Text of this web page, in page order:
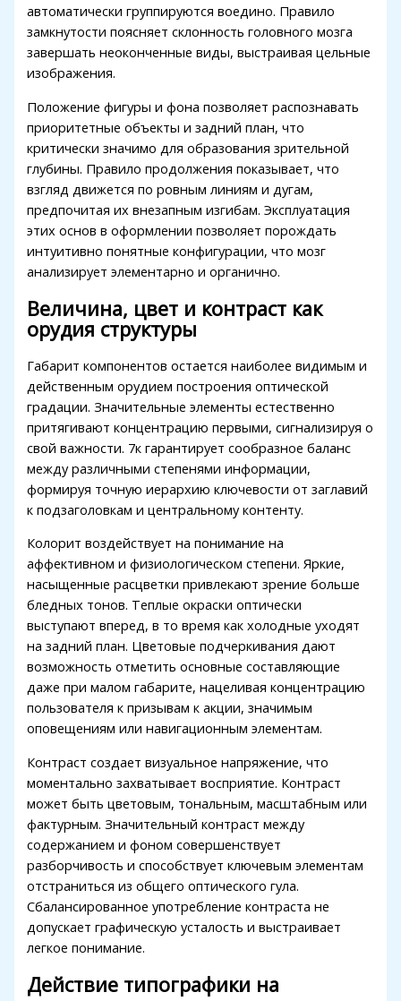
panel
panel
satın al
panel
panel
panel
panel
panel
panel
panel
panel
panel
panel
panel
panel
panel
panel
panel
panel
panel
автоматически группируются воедино. Правило
замкнутости поясняет склонность головного мозга
завершать неоконченные виды, выстраивая цельные
изображения.
Положение фигуры и фона позволяет распознавать
приоритетные объекты и задний план, что
критически значимо для образования зрительной
глубины. Правило продолжения показывает, что
взгляд движется по ровным линиям и дугам,
предпочитая их внезапным изгибам. Эксплуатация
этих основ в оформлении позволяет порождать
интуитивно понятные конфигурации, что мозг
анализирует элементарно и органично.
Величина, цвет и контраст как
орудия структуры
Габарит компонентов остается наиболее видимым и
действенным орудием построения оптической
градации. Значительные элементы естественно
притягивают концентрацию первыми, сигнализируя о
свой важности. 7к гарантирует сообразное баланс
между различными степенями информации,
формируя точную иерархию ключевости от заглавий
к подзаголовкам и центральному контенту.
Колорит воздействует на понимание на
аффективном и физиологическом степени. Яркие,
насыщенные расцветки привлекают зрение больше
бледных тонов. Теплые окраски оптически
выступают вперед, в то время как холодные уходят
на задний план. Цветовые подчеркивания дают
возможность отметить основные составляющие
даже при малом габарите, нацеливая концентрацию
пользователя к призывам к акции, значимым
оповещениям или навигационным элементам.
Контраст создает визуальное напряжение, что
моментально захватывает восприятие. Контраст
может быть цветовым, тональным, масштабным или
фактурным. Значительный контраст между
содержанием и фоном совершенствует
разборчивость и способствует ключевым элементам
отстраниться из общего оптического гула.
Сбалансированное употребление контраста не
допускает графическую усталость и выстраивает
легкое понимание.
Действие типографики на